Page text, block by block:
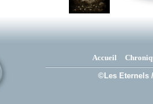
Accueil
©Les Eternels